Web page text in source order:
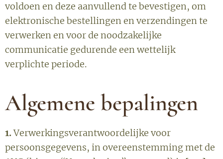
voldoen en deze aanvullend te bevestigen, om
elektronische bestellingen en verzendingen te
verwerken en voor de noodzakelijke
communicatie gedurende een wettelijk
verplichte periode.
Algemene bepalingen
1.Verwerkingsverantwoordelijke voor
persoonsgegevens, in overeenstemming met de